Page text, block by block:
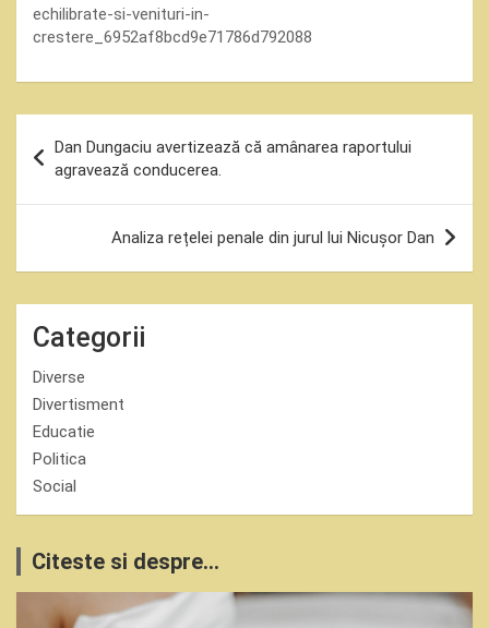
echilibrate-si-venituri-in-
crestere_6952af8bcd9e71786d792088
în
articole
Dan Dungaciu avertizează că amânarea raportului
agravează conducerea.
Analiza rețelei penale din jurul lui Nicușor Dan
Categorii
Diverse
Divertisment
Educatie
Politica
Social
Citeste si despre...